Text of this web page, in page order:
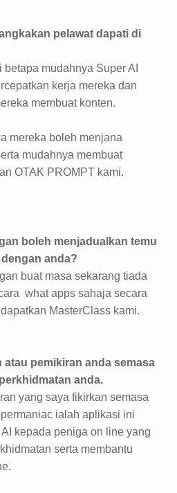
pelawat dapati di
mudahnya Super AI
kerja mereka dan
membuat konten.
mereka boleh menjana
mudahnya membuat
OTAK PROMPT kami.
boleh menjadualkan temu
anda?
buat masa sekarang tiada
what apps sahaja secara
MasterClass kami.
pemikiran anda semasa
anda.
yang saya fikirkan semasa
ialah aplikasi ini
kepada peniga on line yang
serta membantu